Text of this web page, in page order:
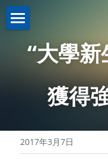
關於我們About us
機構簡介
註冊證書
本會章程
業務介紹Business
策略投資
助學計劃
新聞資訊News
聯繫我們
“大學
獲得
2017年3月7日